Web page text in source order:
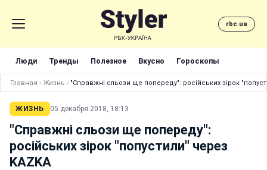
rbc.ua
Люди Тренды Полезное Вкусно Гороскопы
Главная › Жизнь › "Справжні сльози ще попереду": російських зірок
ЖИЗНЬ 05 декабря 2018, 18:13
"Справжні сльози ще попереду":
російських зірок "попустили" через
KAZKA